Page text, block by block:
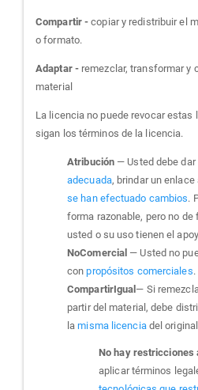
Compartir -copiar y redistribuir el
o formato.
Adaptar -remezclar, transformar y
material
La licencia no puede revocar estas
sigan los términos de la licencia.
Atribución — Usted debe dar
adecuada, brindar un
se han efectuado cambios.
forma razonable, pero no
usted o su uso tienen el
NoComercial — Usted no
conpropósitos comerciales.
CompartirIgual— Si
partir del material, debe
lamisma licenciadel
No hay restricciones
aplicar términos